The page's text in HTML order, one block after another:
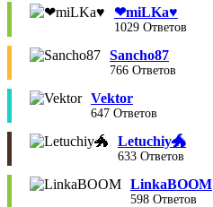
❤︎miLKa♥︎
1029 Ответов
Sancho87
766 Ответов
Vektor
647 Ответов
Letuchiy🐲
633 Ответов
LinkaBOOM
598 Ответов